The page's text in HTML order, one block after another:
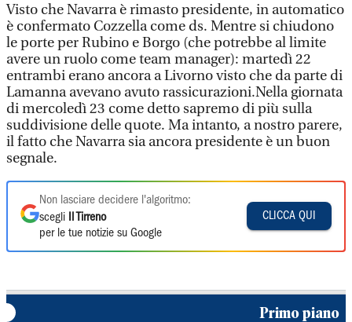
Visto che Navarra è rimasto presidente, in automatico
è confermato Cozzella come ds. Mentre si chiudono
le porte per Rubino e Borgo (che potrebbe al limite
avere un ruolo come team manager): martedì 22
entrambi erano ancora a Livorno visto che da parte di
Lamanna avevano avuto rassicurazioni.Nella giornata
di mercoledì 23 come detto sapremo di più sulla
suddivisione delle quote. Ma intanto, a nostro parere,
il fatto che Navarra sia ancora presidente è un buon
segnale.
Non lasciare decidere l'algoritmo:
scegli
Il Tirreno
per le tue notizie su Google
CLICCA QUI
Primo piano